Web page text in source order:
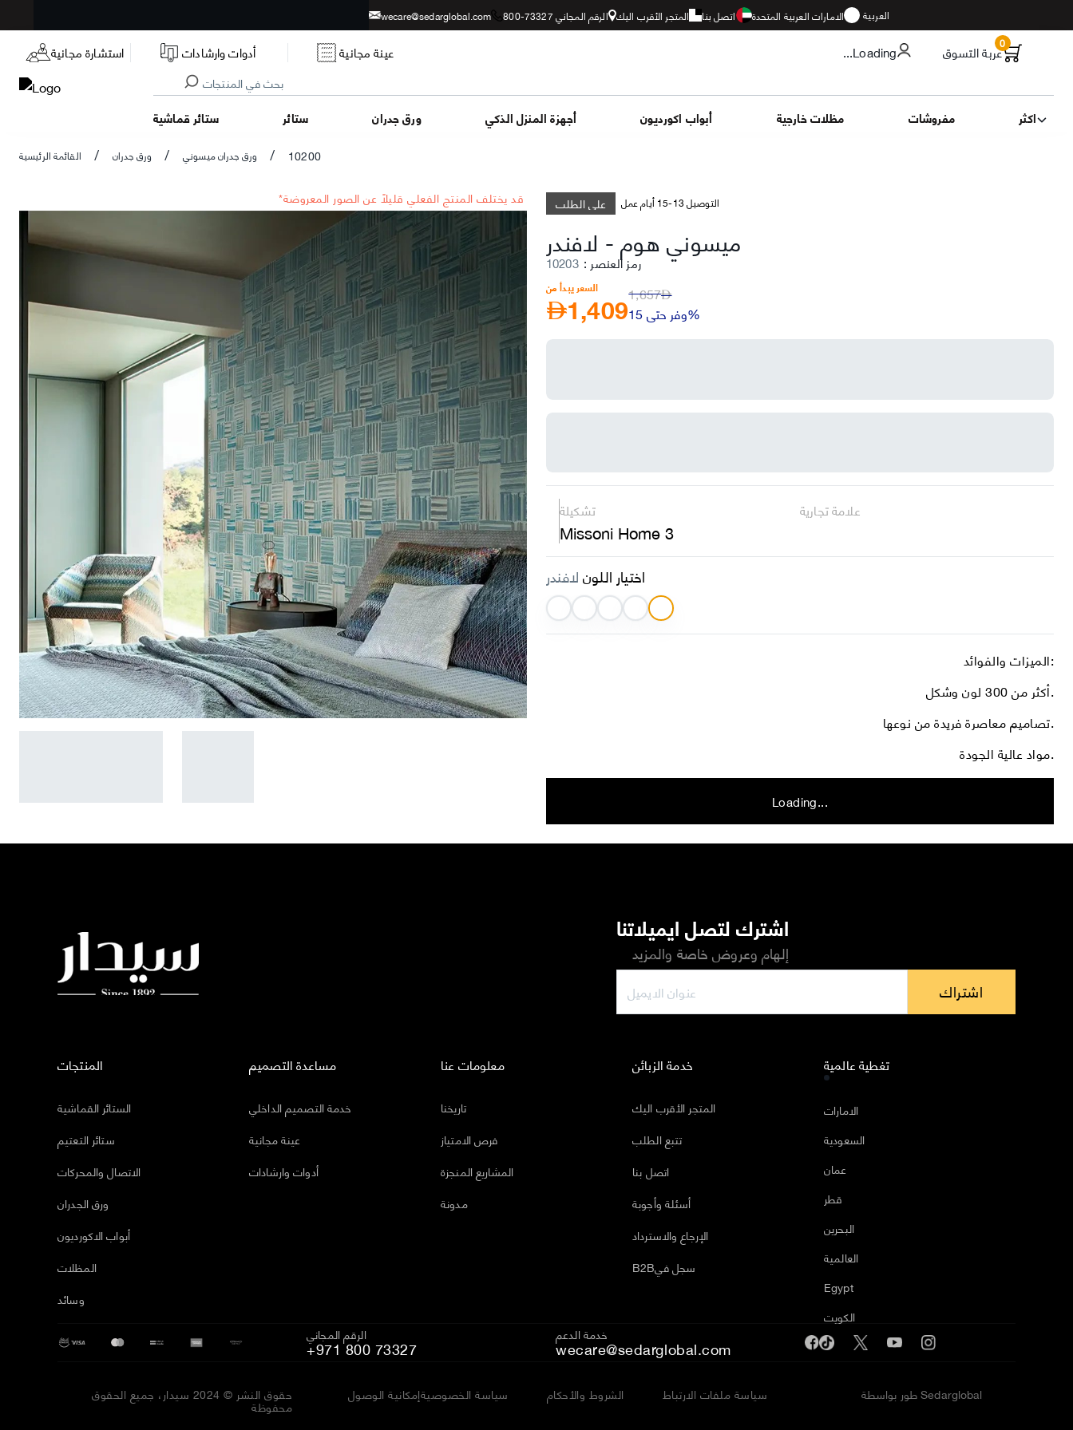
wecare@sedarglobal.com الرقم المجاني 73327-800 المتجر الأقرب اليك اتصل بنا الامارات العربية المتحدة العربية
استشارة مجانية أدوات وارشادات عينة مجانية ...Loading عربة التسوق0
ستائر قماشية ستائر ورق جدران أجهزة المنزل الذكي أبواب اكورديون مظلات خارجية مفروشات اكثر
القائمة الرئيسية / ورق جدران / ورق جدران ميسوني / 10200
*قد يختلف المنتج الفعلي قليلاً عن الصور المعروضة على الطلب التوصيل 13-15 أيام عمل
ميسوني هوم- لافندر
رمز العنصر :
10203
السعر يبدأ من
AED1,409 AED
1,657
وفر حتى 15%
تشكيلة
Missoni Home 3
علامة تجارية
اختيار اللونلافندر
الميزات والفوائد:
أكثر من 300 لون وشكل.
تصاميم معاصرة فريدة من نوعها.
مواد عالية الجودة.
Loading...
اشترك لتصل ايميلاتنا
إلهام وعروض خاصة والمزيد
اشتراك
المنتجات
الستائر القماشية
ستائر التعتيم
الاتصال والمحركات
ورق الجدران
أبواب الاكورديون
المظلات
وسائد
مساعدة التصميم
خدمة التصميم الداخلي
عينة مجانية
أدوات وارشادات
معلومات عنا
تاريخنا
فرص الامتياز
المشاريع المنجزة
مدونة
خدمة الزبائن
المتجر الأقرب اليك
تتبع الطلب
اتصل بنا
أسئلة وأجوبة
الإرجاع والاسترداد
B2Bسجل في
تغطية عالمية
الامارات
السعودية
عمان
قطر
البحرين
العالمية
Egypt
الكويت
الرقم المجاني
+971 800 73327
خدمة الدعم
wecare@sedarglobal.com
حقوق النشر © 2024 سيدار، جميع الحقوق
محفوظة
إمكانية الوصولسياسة الخصوصية الشروط والأحكام سياسة ملفات الارتباط طور بواسطة Sedarglobal